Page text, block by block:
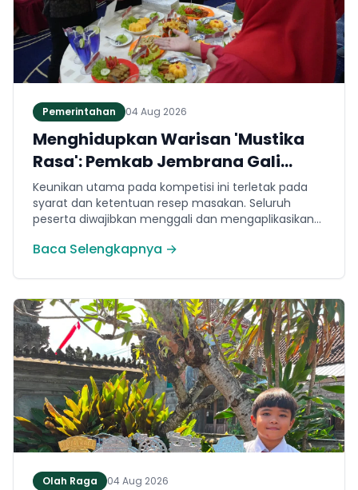
Pemerintahan 04 Aug 2026
Menghidupkan Warisan 'Mustika
Rasa': Pemkab Jembrana Gali
Keteladanan Bung Karno Lewat
Lomba Cipta Menu Kuliner
Keunikan utama pada kompetisi ini terletak pada
syarat dan ketentuan resep masakan. Seluruh
peserta diwajibkan menggali dan mengaplikasikan
Mustika Rasa—buku kumpulan resep Nusantara
Indonesia, Ir. Soekarno. Melalui panduan resep
historis tersebut, para peserta berhasil
menghidangkan berbagai kreasi olahan pangan
lokal yang tidak hanya lezat tetapi juga bergizi,
beragam, aman dan seimbang.
Baca Selengkapnya →
Olah Raga 04 Aug 2026